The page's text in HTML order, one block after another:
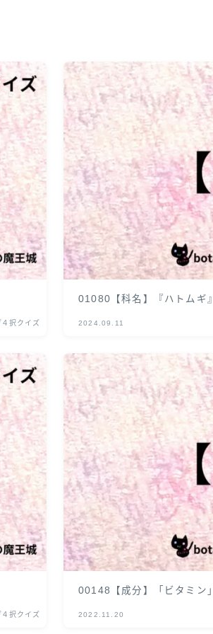
択クイズ
01080【科名】『ハトムギ
2024.09.11
択クイズ
00148【成分】「ビタミン
2022.11.20